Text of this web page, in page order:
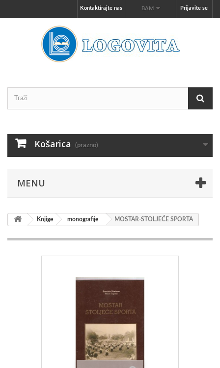
Prijavite se
BAM
Kontaktirajte nas
Košarica (prazno)
MENU
Knjige monografije MOSTAR-STOLJEĆE SPORTA